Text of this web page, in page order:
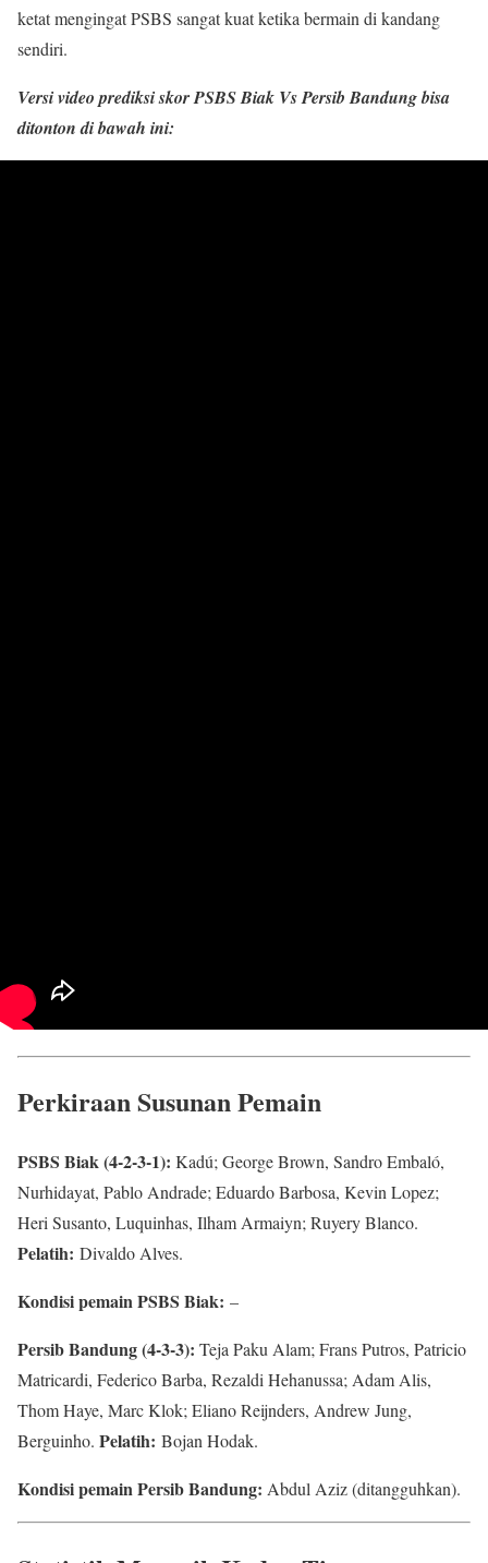
ketat mengingat PSBS sangat kuat ketika bermain di kandang
sendiri.
Versi video prediksi skor PSBS Biak Vs Persib Bandung bisa
ditonton di bawah ini:
Perkiraan Susunan Pemain
PSBS Biak (4-2-3-1): Kadú; George Brown, Sandro Embaló,
Nurhidayat, Pablo Andrade; Eduardo Barbosa, Kevin Lopez;
Heri Susanto, Luquinhas, Ilham Armaiyn; Ruyery Blanco.
Pelatih: Divaldo Alves.
Kondisi pemain PSBS Biak: –
Persib Bandung (4-3-3): Teja Paku Alam; Frans Putros, Patricio
Matricardi, Federico Barba, Rezaldi Hehanussa; Adam Alis,
Thom Haye, Marc Klok; Eliano Reijnders, Andrew Jung,
Berguinho. Pelatih: Bojan Hodak.
Kondisi pemain Persib Bandung: Abdul Aziz (ditangguhkan).